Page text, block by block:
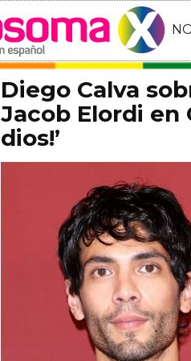
Diego Calva
Jacob Elordi en
dios!’